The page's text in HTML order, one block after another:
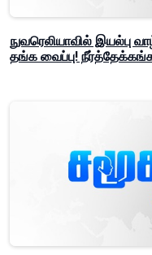
நுவரெலியாவில் இயல்பு
தங்க வைப்பு!